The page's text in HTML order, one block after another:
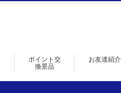
ポイント交
換景品
お友達紹介